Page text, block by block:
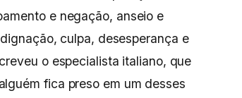
e negação, anseio e
culpa, desesperança e
o especialista italiano, que
fica preso em um desses